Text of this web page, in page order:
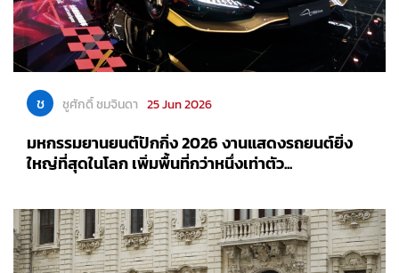
ช ชูศักดิ์ ชมจินดา 25 Jun 2026
มหกรรมยานยนต์ปักกิ่ง 2026 งานแสดงรถยนต์ยิ่ง
ใหญ่ที่สุดในโลก เพิ่มพื้นที่กว่าหนึ่งเท่าตัว...